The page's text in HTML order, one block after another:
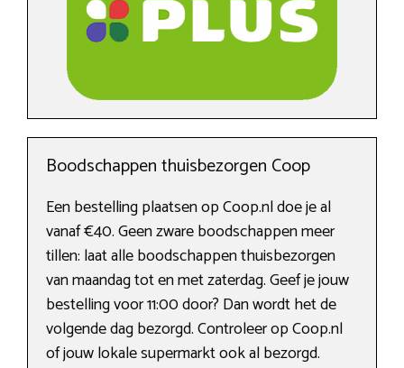
Boodschappen thuisbezorgen Coop
Een bestelling plaatsen op Coop.nl doe je al
vanaf €40. Geen zware boodschappen meer
tillen: laat alle boodschappen thuisbezorgen
van maandag tot en met zaterdag. Geef je jouw
bestelling voor 11:00 door? Dan wordt het de
volgende dag bezorgd. Controleer op Coop.nl
of jouw lokale supermarkt ook al bezorgd.